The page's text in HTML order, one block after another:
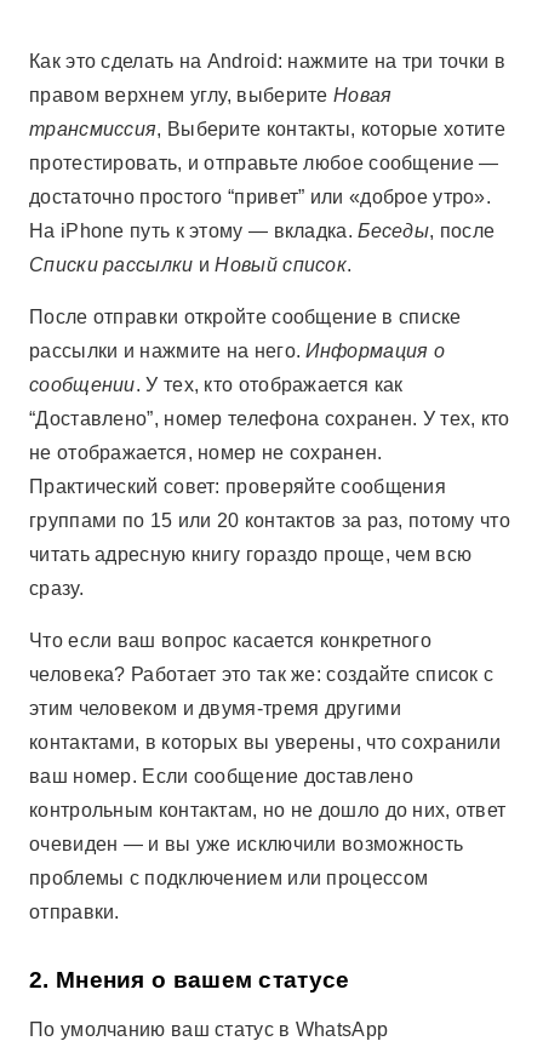
Как это сделать на Android: нажмите на три точки в
правом верхнем углу, выберитеНовая
трансмиссия, Выберите контакты, которые хотите
протестировать, и отправьте любое сообщение —
достаточно простого “привет” или «доброе утро».
На iPhone путь к этому — вкладка.Беседы, после
Списки рассылки иНовый список.
После отправки откройте сообщение в списке
рассылки и нажмите на него.Информация о
сообщении. У тех, кто отображается как
“Доставлено”, номер телефона сохранен. У тех, кто
не отображается, номер не сохранен.
Практический совет: проверяйте сообщения
группами по 15 или 20 контактов за раз, потому что
читать адресную книгу гораздо проще, чем всю
сразу.
Что если ваш вопрос касается конкретного
человека? Работает это так же: создайте список с
этим человеком и двумя-тремя другими
контактами, в которых вы уверены, что сохранили
ваш номер. Если сообщение доставлено
контрольным контактам, но не дошло до них, ответ
очевиден — и вы уже исключили возможность
проблемы с подключением или процессом
отправки.
2. Мнения о вашем статусе
По умолчанию ваш статус в WhatsApp